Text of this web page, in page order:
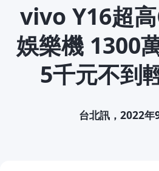
帳號設定
vivo Y16超
娛樂機 1300
5千元不到
台北訊，2022年